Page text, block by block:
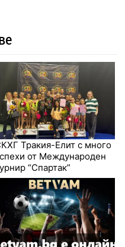
Тракия-Елит с много
от Международен
“Спартак”